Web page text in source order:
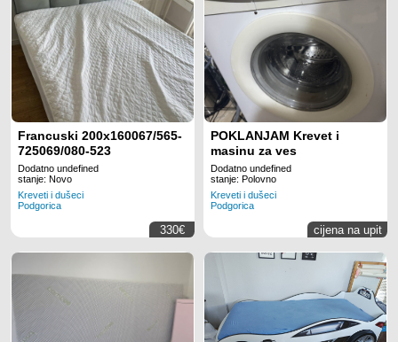
Francuski 200x160067/565-
725069/080-523
Dodatno undefined
stanje: Novo
Kreveti i dušeci
Podgorica
330€
POKLANJAM Krevet i
masinu za ves
Dodatno undefined
stanje: Polovno
Kreveti i dušeci
Podgorica
cijena na upit